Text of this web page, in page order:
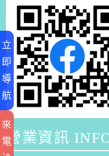
營業資訊
立
即
導
航
來
電